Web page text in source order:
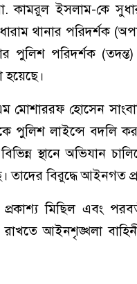
ইসলাম-কে
থানার পরিদর্শক
পুলিশ পরিদর্শক
হয়েছে।
মোশাররফ হোসেন
পুলিশ লাইন্সে বদলি
স্থানে অভিযান
তাদের বিরুদ্ধে আইনগত
প্রকাশ্য মিছিল এবং
রাখতে আইনশৃঙ্খলা